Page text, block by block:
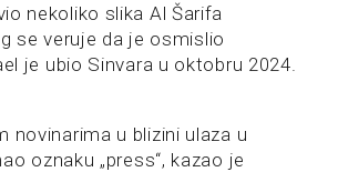
nekoliko slika Al Šarifa
se veruje da je osmislio
je ubio Sinvara u oktobru 2024.
novinarima u blizini ulaza u
oznaku „press“, kazao je